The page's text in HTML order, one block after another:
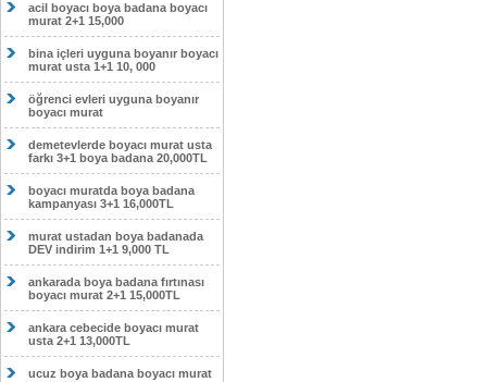
acil boyacı boya badana boyacı
murat 2+1 15,000
bina içleri uyguna boyanır boyacı
murat usta 1+1 10, 000
öğrenci evleri uyguna boyanır
boyacı murat
demetevlerde boyacı murat usta
farkı 3+1 boya badana 20,000TL
boyacı muratda boya badana
kampanyası 3+1 16,000TL
murat ustadan boya badanada
DEV indirim 1+1 9,000 TL
ankarada boya badana fırtınası
boyacı murat 2+1 15,000TL
ankara cebecide boyacı murat
usta 2+1 13,000TL
ucuz boya badana boyacı murat